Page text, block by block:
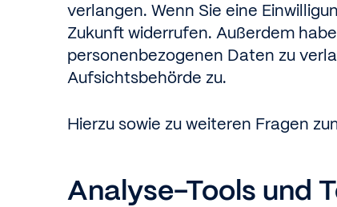
verlangen. Wenn Sie eine
Zukunft widerrufen. Außerdem
personenbezogenen Daten zu
Aufsichtsbehörde zu.
Hierzu sowie zu weiteren Fragen
Analyse-Tools und